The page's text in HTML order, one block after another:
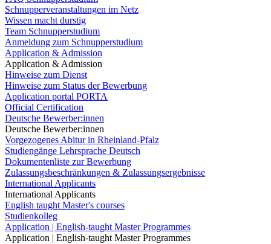
Schnupperveranstaltungen im Netz
Wissen macht durstig
Team Schnupperstudium
Anmeldung zum Schnupperstudium
Application & Admission
Application & Admission
Hinweise zum Dienst
Hinweise zum Status der Bewerbung
Application portal PORTA
Official Certification
Deutsche Bewerber:innen
Deutsche Bewerber:innen
Vorgezogenes Abitur in Rheinland-Pfalz
Studiengänge Lehrsprache Deutsch
Dokumentenliste zur Bewerbung
Zulassungsbeschränkungen & Zulassungsergebnisse
International Applicants
International Applicants
English taught Master's courses
Studienkolleg
Application | English-taught Master Programmes
Application | English-taught Master Programmes